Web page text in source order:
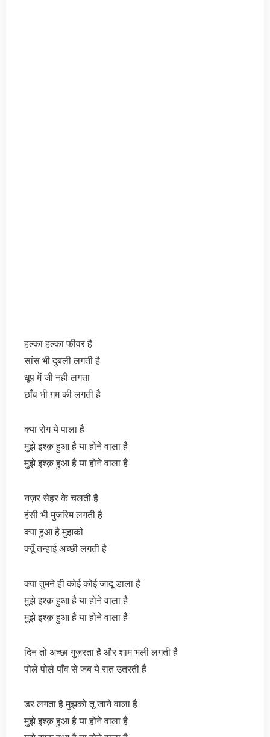
हल्का हल्का फीवर है
सांस भी दुबली लगती है
धूप में जी नही लगता
छाँव भी ग़म की लगती है
क्या रोग ये पाला है
मुझे इश्क़ हुआ है या होने वाला है
मुझे इश्क़ हुआ है या होने वाला है
नज़र सेहर के चलती है
हंसी भी मुजरिम लगती है
क्या हुआ है मुझको
क्यूँ तन्हाई अच्छी लगती है
क्या तुमने ही कोई कोई जादू डाला है
मुझे इश्क़ हुआ है या होने वाला है
मुझे इश्क़ हुआ है या होने वाला है
दिन तो अच्छा गुज़रता है और शाम भली लगती है
पोले पोले पाँव से जब ये रात उतरती है
डर लगता है मुझको तू जाने वाला है
मुझे इश्क़ हुआ है या होने वाला है